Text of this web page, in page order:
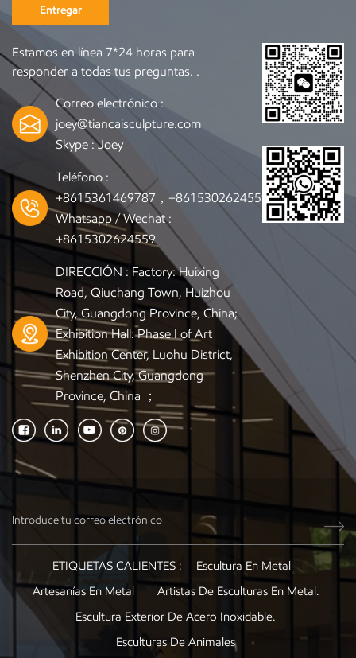
Entregar
Estamos en línea 7*24 horas para
responder a todas tus preguntas. .
Correo electrónico :
joey@tiancaisculpture.com
Skype :Joey
Teléfono :
+8615361469787，+8615302624559
Whatsapp / Wechat :
+8615302624559
DIRECCIÓN : Factory: Huixing
Road, Qiuchang Town, Huizhou
City, Guangdong Province, China;
Exhibition Hall: Phase I of Art
Exhibition Center, Luohu District,
Shenzhen City, Guangdong
Province, China ；
ETIQUETAS CALIENTES :
Escultura En Metal
Artesanías En Metal
Artistas De Esculturas En Metal.
Escultura Exterior De Acero Inoxidable.
Esculturas De Animales